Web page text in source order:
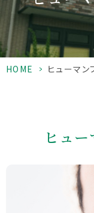
HOME > ヒューマン
ヒュ